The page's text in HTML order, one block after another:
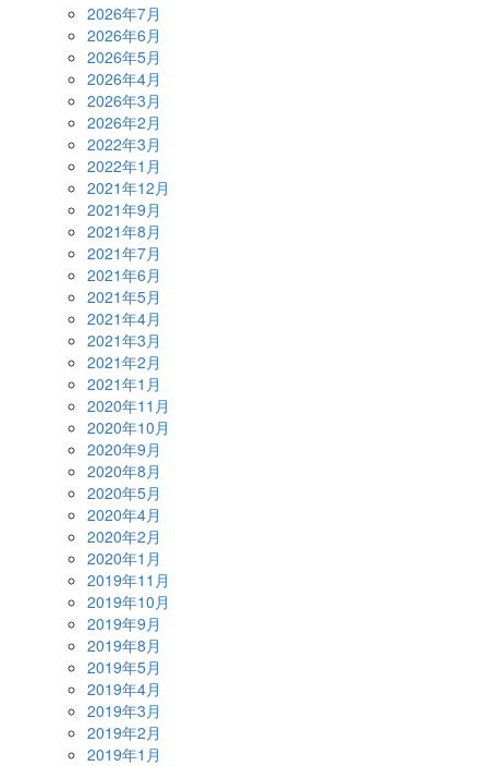
2026年7月
2026年6月
2026年5月
2026年4月
2026年3月
2026年2月
2022年3月
2022年1月
2021年12月
2021年9月
2021年8月
2021年7月
2021年6月
2021年5月
2021年4月
2021年3月
2021年2月
2021年1月
2020年11月
2020年10月
2020年9月
2020年8月
2020年5月
2020年4月
2020年2月
2020年1月
2019年11月
2019年10月
2019年9月
2019年8月
2019年5月
2019年4月
2019年3月
2019年2月
2019年1月